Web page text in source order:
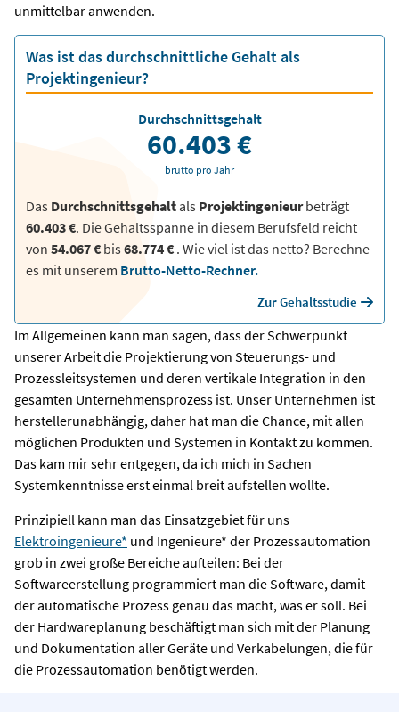
unmittelbar anwenden.
Was ist das durchschnittliche Gehalt als
Projektingenieur?
Das Durchschnittsgehaltals Projektingenieurbeträgt
60.403 €. Die Gehaltsspanne in diesem Berufsfeld reicht
von 54.067 € bis68.774 € . Wie viel ist das netto? Berechne
es mit unserem Brutto-Netto-Rechner.
Zur Gehaltsstudie
Durchschnittsgehalt
60.403 €
brutto pro Jahr
Im Allgemeinen kann man sagen, dass der Schwerpunkt
unserer Arbeit die Projektierung von Steuerungs- und
Prozessleitsystemen und deren vertikale Integration in den
gesamten Unternehmensprozess ist. Unser Unternehmen ist
herstellerunabhängig, daher hat man die Chance, mit allen
möglichen Produkten und Systemen in Kontakt zu kommen.
Das kam mir sehr entgegen, da ich mich in Sachen
Systemkenntnisse erst einmal breit aufstellen wollte.
Prinzipiell kann man das Einsatzgebiet für uns
Elektroingenieure* und Ingenieure* der Prozessautomation
grob in zwei große Bereiche aufteilen: Bei der
Softwareerstellung programmiert man die Software, damit
der automatische Prozess genau das macht, was er soll. Bei
der Hardwareplanung beschäftigt man sich mit der Planung
und Dokumentation aller Geräte und Verkabelungen, die für
die Prozessautomation benötigt werden.